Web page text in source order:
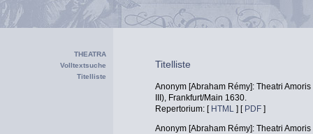
THEATRA
Volltextsuche
Titelliste
Titelliste
Anonym [Abraham Rémy]: Theatri
III), Frankfurt/Main 1630.
Repertorium: [HTML ] [PDF ]
Anonym [Abraham Rémy]: Theatri